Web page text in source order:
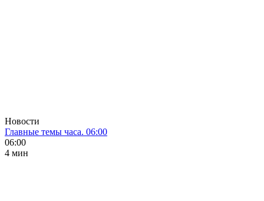
Новости
Главные темы часа. 06:00
06:00
4 мин